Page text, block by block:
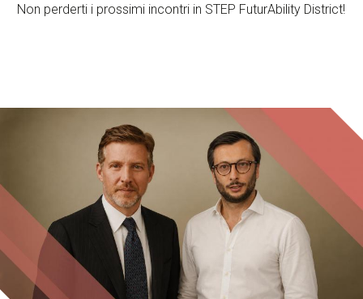
Non perderti i prossimi incontri in STEP FuturAbility District!